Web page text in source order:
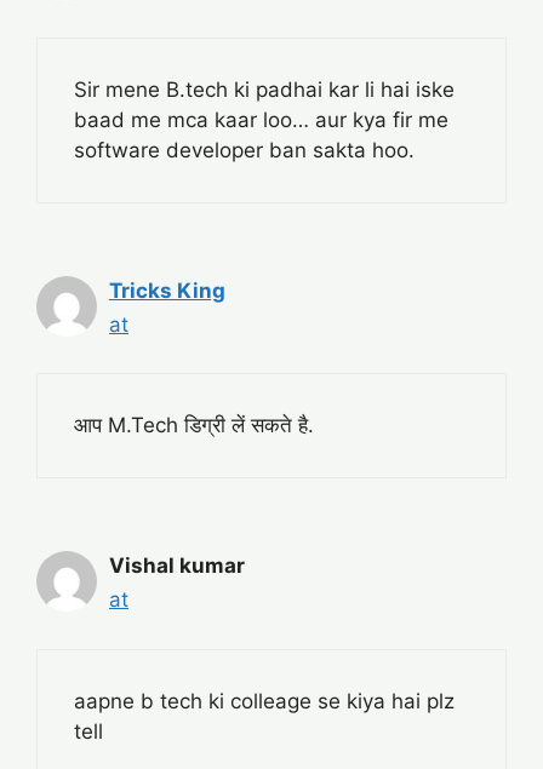
Sir mene B.tech ki padhai kar li hai iske
baad me mca kaar loo… aur kya fir me
software developer ban sakta hoo.
Tricks King
at
आप M.Tech डिग्री लें सकते है.
Vishal kumar
at
aapne b tech ki colleage se kiya hai plz
tell